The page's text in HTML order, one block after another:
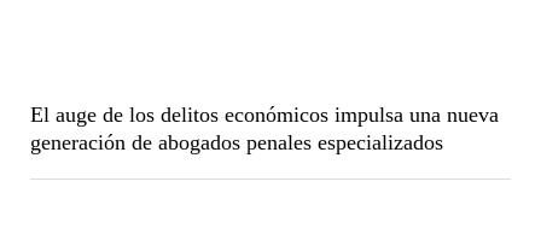
El auge de los delitos económicos impulsa una nueva
generación de abogados penales especializados